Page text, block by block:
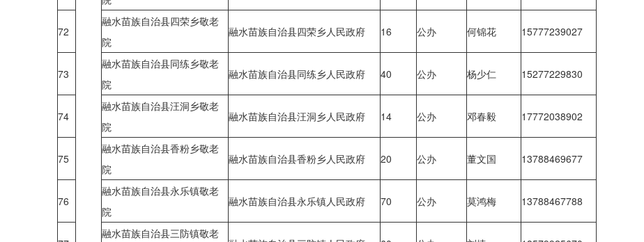
72
融水苗族自治县四荣乡敬老
院
融水苗族自治县四荣乡人民政府 16 公办 何锦花 15777239027
73
融水苗族自治县同练乡敬老
院
融水苗族自治县同练乡人民政府 40 公办 杨少仁 15277229830
74
融水苗族自治县汪洞乡敬老
院
融水苗族自治县汪洞乡人民政府 14 公办 邓春毅 17772038902
75
融水苗族自治县香粉乡敬老
院
融水苗族自治县香粉乡人民政府 20 公办 董文国 13788469677
76
融水苗族自治县永乐镇敬老
院
融水苗族自治县永乐镇人民政府 70 公办 莫鸿梅 13788467788
融水苗族自治县三防镇敬老